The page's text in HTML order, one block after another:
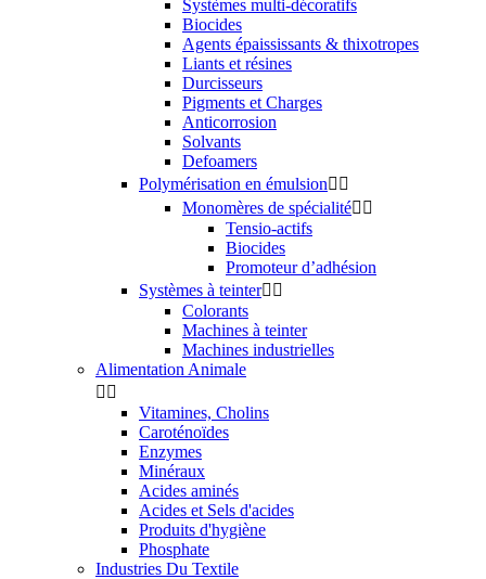
Systèmes multi-décoratifs
Biocides
Agents épaississants & thixotropes
Liants et résines
Durcisseurs
Pigments et Charges
Anticorrosion
Solvants
Defoamers
Polymérisation en émulsion 
Monomères de spécialité 
Tensio-actifs
Biocides
Promoteur d’adhésion
Systèmes à teinter 
Colorants
Machines à teinter
Machines industrielles
Alimentation Animale
 
Vitamines, Cholins
Caroténoïdes
Enzymes
Minéraux
Acides aminés
Acides et Sels d'acides
Produits d'hygiène
Phosphate
Industries Du Textile